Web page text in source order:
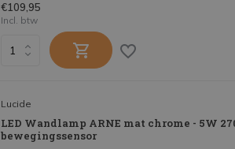
€109,95
Incl. btw
Lucide
LED Wandlamp ARNE mat chrome - 5W
bewegingssensor